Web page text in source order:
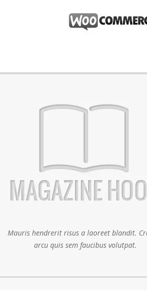
Mauris hendrerit risus a laoreet blandit.
arcu quis sem faucibus volutpat.